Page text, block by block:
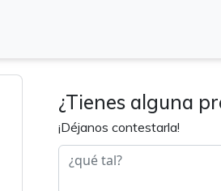
¿Tienes alguna
¡Déjanos contestarla!